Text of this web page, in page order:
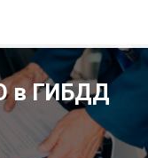
в ГИБДД